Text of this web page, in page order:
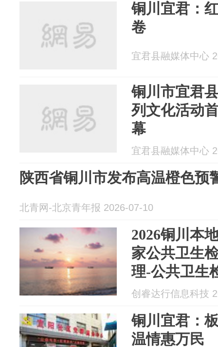
铜川宜君：
卷
宜君县融媒体中心
铜川市宜君
列文化活动
幕
宜君县融媒体中心
陕西省铜川市发布高温橙色预
北青网-北京青年报 2026-07-10
2026铜川本
家公共卫生
理-公共卫生
告卫生许可
创睿达行信息科技
铜川宜君：
温情惠万民